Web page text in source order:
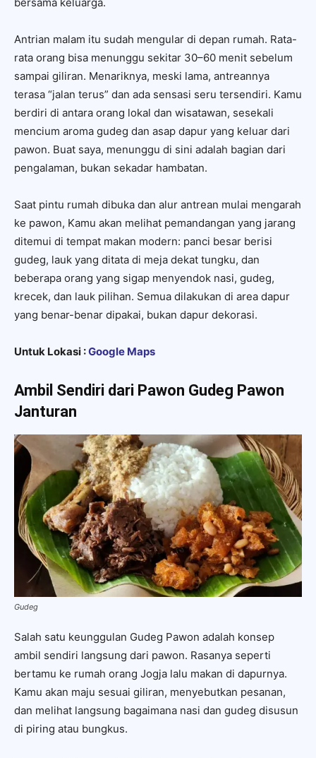
bersama keluarga.
Antrian malam itu sudah mengular di depan rumah. Rata-
rata orang bisa menunggu sekitar 30–60 menit sebelum
sampai giliran. Menariknya, meski lama, antreannya
terasa “jalan terus” dan ada sensasi seru tersendiri. Kamu
berdiri di antara orang lokal dan wisatawan, sesekali
mencium aroma gudeg dan asap dapur yang keluar dari
pawon. Buat saya, menunggu di sini adalah bagian dari
pengalaman, bukan sekadar hambatan.
Saat pintu rumah dibuka dan alur antrean mulai mengarah
ke pawon, Kamu akan melihat pemandangan yang jarang
ditemui di tempat makan modern: panci besar berisi
gudeg, lauk yang ditata di meja dekat tungku, dan
beberapa orang yang sigap menyendok nasi, gudeg,
krecek, dan lauk pilihan. Semua dilakukan di area dapur
yang benar-benar dipakai, bukan dapur dekorasi.
Untuk Lokasi :Google Maps
Ambil Sendiri dari Pawon Gudeg Pawon
Janturan
Gudeg
Salah satu keunggulan Gudeg Pawon adalah konsep
ambil sendiri langsung dari pawon. Rasanya seperti
bertamu ke rumah orang Jogja lalu makan di dapurnya.
Kamu akan maju sesuai giliran, menyebutkan pesanan,
dan melihat langsung bagaimana nasi dan gudeg disusun
di piring atau bungkus.